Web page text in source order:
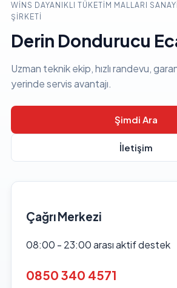
WINS DAYANIKLI TÜKETIM MALLARI
ŞIRKETI
Derin Dondurucu
Uzman teknik ekip, hızlı randevu,
yerinde servis avantajı.
Şimdi Ara
İletişim
Çağrı Merkezi
08:00 - 23:00 arası aktif destek
0850 340 4571